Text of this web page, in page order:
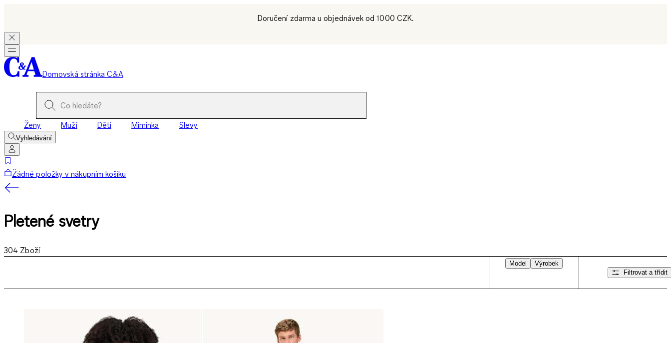
Doručení zdarma u objednávek od 1000 CZK.
Domovská stránka C&A
Ženy Muži Děti Miminka Slevy
Vyhledávání
Žádné položky v nákupním košíku
Pletené svetry
304 Zboží
Model
Výrobek
Filtrovat a třídit